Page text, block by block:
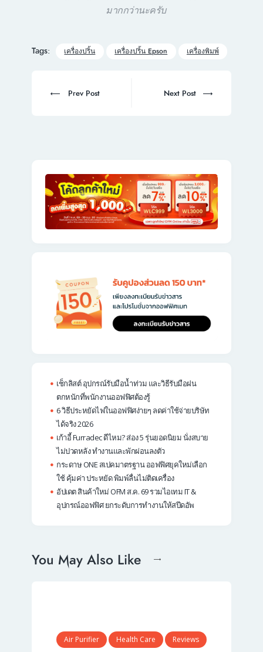
มากกว่านะครับ
Tags: เครื่องปริ้น เครื่องปริ้น Epson เครื่องพิมพ์
navigation
Prev
Prev Post
Next
Next Post
เช็กลิสต์ อุปกรณ์รับมือน้ำท่วม และวิธีรับมือฝน
ตกหนักที่พนักงานออฟฟิศต้องรู้
6 วิธีประหยัดไฟในออฟฟิศง่ายๆ ลดค่าใช้จ่ายบริษัท
ได้จริง 2026
เก้าอี้ Furradec ดีไหม? ส่อง 5 รุ่นยอดนิยม นั่งสบาย
ไม่ปวดหลัง ทำงานและพักผ่อนลงตัว
กระดาษ ONE สเปคมาตรฐาน ออฟฟิศยุคใหม่เลือก
ใช้ คุ้มค่า ประหยัด พิมพ์ลื่นไม่ติดเครื่อง
อัปเดต สินค้าใหม่ OFM ส.ค. 69 รวมไอเทม IT &
อุปกรณ์ออฟฟิศ ยกระดับการทำงานให้สปีดอัพ
You May Also Like
Air Purifier Health Care Reviews